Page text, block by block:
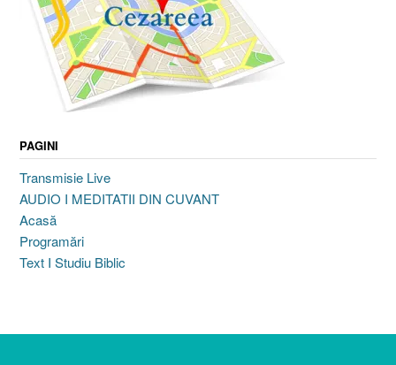
PAGINI
Transmisie Live
AUDIO I MEDITATII DIN CUVANT
Acasă
Programări
Text I Studiu Biblic